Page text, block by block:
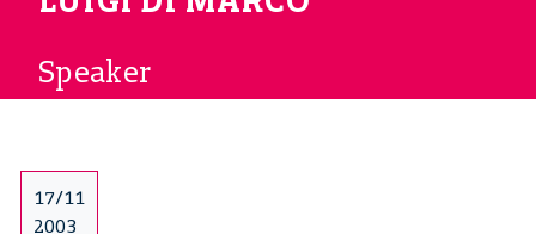
Speaker
17/11
2003